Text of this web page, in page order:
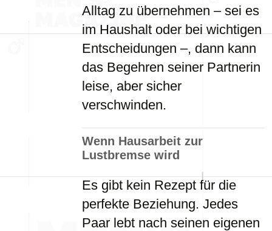
Alltag zu übernehmen – sei es
im Haushalt oder bei wichtigen
Entscheidungen –, dann kann
das Begehren seiner Partnerin
leise, aber sicher
verschwinden.
Wenn Hausarbeit zur
Lustbremse wird
Es gibt kein Rezept für die
perfekte Beziehung. Jedes
Paar lebt nach seinen eigenen